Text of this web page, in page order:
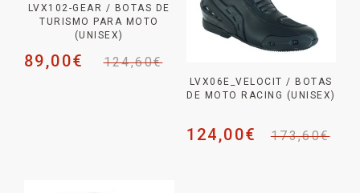
LVX102-GEAR / BOTAS DE
TURISMO PARA MOTO
(UNISEX)
124,60€
89,00€
LVX06E_VELOCIT / BOTAS
DE MOTO RACING (UNISEX)
173,60€
124,00€